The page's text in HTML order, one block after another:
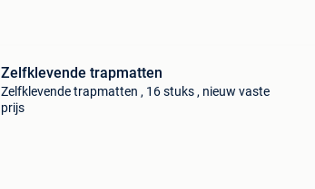
Zelfklevende trapmatten
Zelfklevende trapmatten , 16 stuks , nieuw vaste
prijs